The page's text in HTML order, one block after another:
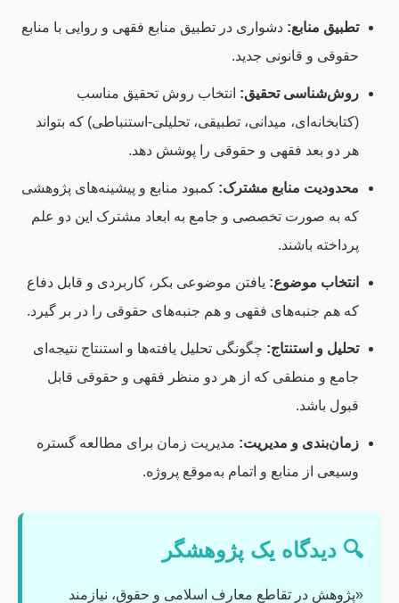
تطبیق منابع: دشواری در تطبیق منابع فقهی و روایی با منابع
حقوقی و قانونی جدید.
روش‌شناسی تحقیق: انتخاب روش تحقیق مناسب
(کتابخانه‌ای، میدانی، تطبیقی، تحلیلی-استنباطی) که بتواند
هر دو بعد فقهی و حقوقی را پوشش دهد.
محدودیت منابع مشترک: کمبود منابع و پیشینه‌های پژوهشی
که به صورت تخصصی و جامع به ابعاد مشترک این دو علم
پرداخته باشند.
انتخاب موضوع: یافتن موضوعی بکر، کاربردی و قابل دفاع
که هم جنبه‌های فقهی و هم جنبه‌های حقوقی را در بر گیرد.
تحلیل و استنتاج: چگونگی تحلیل یافته‌ها و استنتاج نتیجه‌ای
جامع و منطقی که از هر دو منظر فقهی و حقوقی قابل
قبول باشد.
زمان‌بندی و مدیریت: مدیریت زمان برای مطالعه گستره
وسیعی از منابع و اتمام به‌موقع پروژه.
🔍 دیدگاه یک پژوهشگر
«پژوهش در تقاطع معارف اسلامی و حقوق، نیازمند